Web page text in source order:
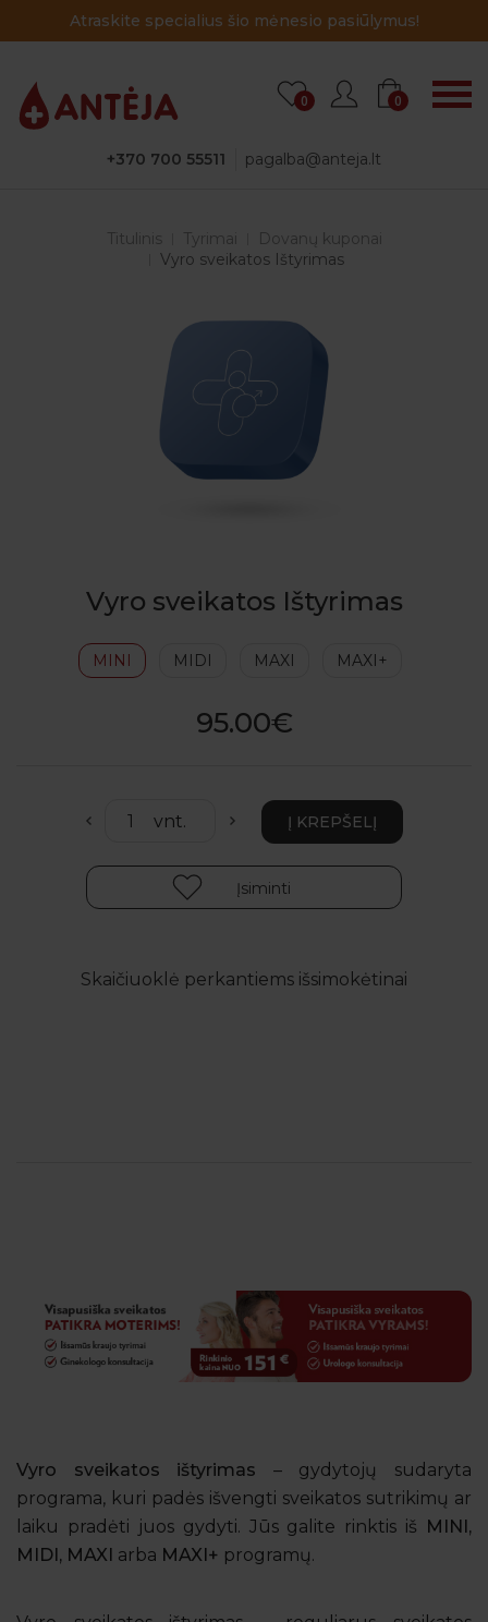
Atraskite specialius šio mėnesio pasiūlymus!
+370 700 55511 pagalba@anteja.lt
0 0
Titulinis Tyrimai
Dovanų kuponai
Vyro sveikatos Ištyrimas
Vyro sveikatos Ištyrimas
MINI MIDI MAXI MAXI+
95.00€
Įsiminti
Skaičiuoklė perkantiems išsimokėtinai
Vyro sveikatos ištyrimas – gydytojų sudaryta
programa, kuri padės išvengti sveikatos sutrikimų ar
laiku pradėti juos gydyti. Jūs galite rinktis iš
MINI,
MIDI, MAXI arba MAXI+ programų.